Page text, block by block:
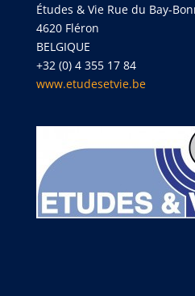
Études & Vie Rue du Bay-
4620 Fléron
BELGIQUE
+32 (0) 4 355 17 84
www.etudesetvie.be